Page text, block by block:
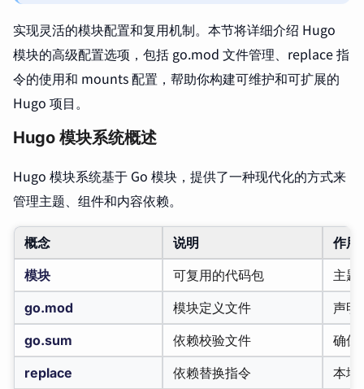
实现灵活的模块配置和复用机制。本节将详细介绍 Hugo
模块的高级配置选项，包括 go.mod 文件管理、replace 指
令的使用和 mounts 配置，帮助你构建可维护和可扩展的
Hugo 项目。
Hugo 模块系统概述
Hugo 模块系统基于 Go 模块，提供了一种现代化的方式来
管理主题、组件和内容依赖。
概念 说明
作用
模块
可复用的代码包
主题
go.mod
模块定义文件
声明
go.sum
依赖校验文件
确保
replace
依赖替换指令
本地